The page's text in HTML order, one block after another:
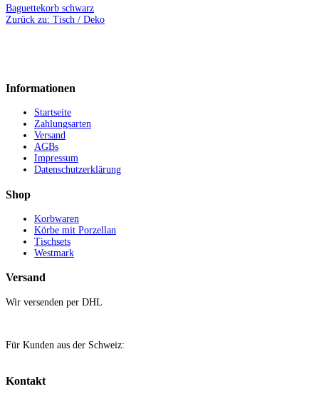
Baguettekorb schwarz
Zurück zu: Tisch / Deko
Informationen
Startseite
Zahlungsarten
Versand
AGBs
Impressum
Datenschutzerklärung
Shop
Korbwaren
Körbe mit Porzellan
Tischsets
Westmark
Versand
Wir versenden per DHL
Für Kunden aus der Schweiz:
Kontakt